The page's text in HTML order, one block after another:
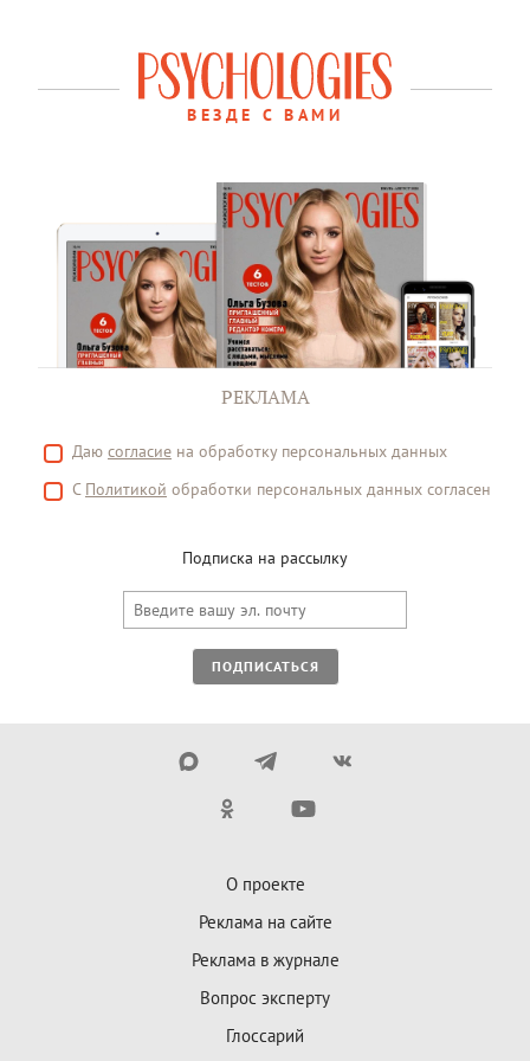
ВЕЗДЕ С ВАМИ
РЕКЛАМА
Даю согласие на обработку персональных данных
С Политикой обработки персональных данных согласен
Подписка на рассылку
ПОДПИСАТЬСЯ
О проекте
Реклама на сайте
Реклама в журнале
Вопрос эксперту
Глоссарий